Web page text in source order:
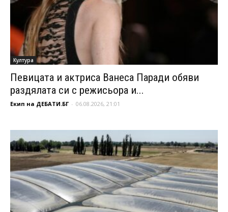
Култура
Певицата и актриса Ванеса Паради обяви
раздялата си с режисьора и...
Екип на ДЕБАТИ.БГ - 06.08.2026, 21:01